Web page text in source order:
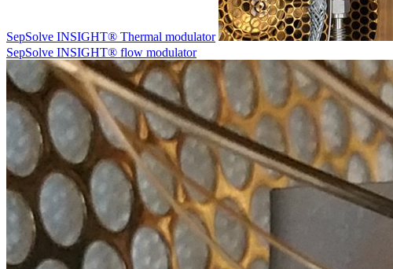
SepSolve INSIGHT® Thermal modulator
SepSolve INSIGHT® flow modulator